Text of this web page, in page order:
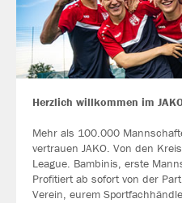
Herzlich willkommen im
Mehr als 100.000
vertrauen JAKO. Von den
League. Bambinis, erste
Profitiert ab sofort von der
Verein, eurem